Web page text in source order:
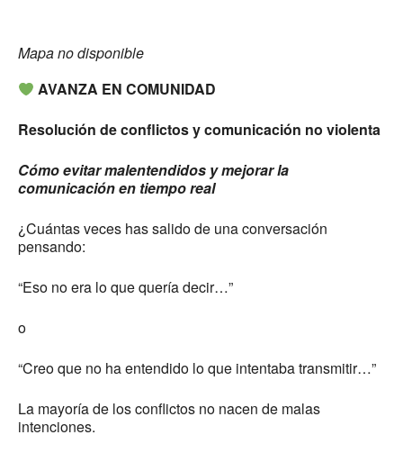
Mapa no disponible
AVANZA EN COMUNIDAD
Resolución de conflictos y comunicación no violenta
Cómo evitar malentendidos y mejorar la
comunicación en tiempo real
¿Cuántas veces has salido de una conversación
pensando:
“Eso no era lo que quería decir…”
o
“Creo que no ha entendido lo que intentaba transmitir…”
La mayoría de los conflictos no nacen de malas
intenciones.